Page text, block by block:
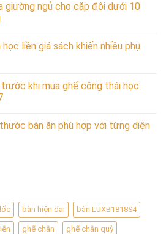
giường ngủ cho cặp đôi dưới 10
liền giá sách khiến nhiều phụ
khi mua ghế công thái học
bàn ăn phù hợp với từng diện
bàn hiện đại bàn LUXB1818S4
ghế chân ghế chân quỳ